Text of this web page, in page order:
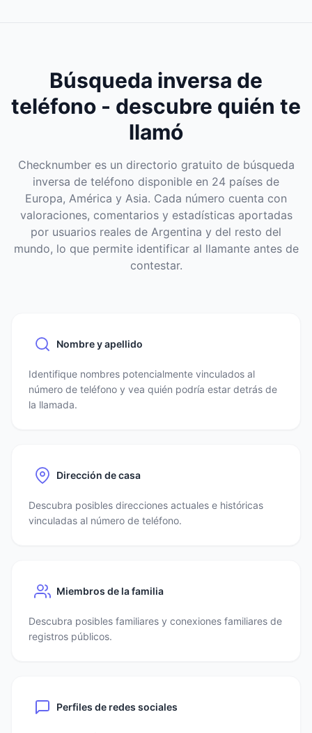
Búsqueda inversa de
teléfono - descubre quién te
llamó
Checknumber es un directorio gratuito de búsqueda
inversa de teléfono disponible en 24 países de
Europa, América y Asia. Cada número cuenta con
valoraciones, comentarios y estadísticas aportadas
por usuarios reales de Argentina y del resto del
mundo, lo que permite identificar al llamante antes de
contestar.
Nombre y apellido
Identifique nombres potencialmente vinculados al
número de teléfono y vea quién podría estar detrás de
la llamada.
Dirección de casa
Descubra posibles direcciones actuales e históricas
vinculadas al número de teléfono.
Miembros de la familia
Descubra posibles familiares y conexiones familiares de
registros públicos.
Perfiles de redes sociales